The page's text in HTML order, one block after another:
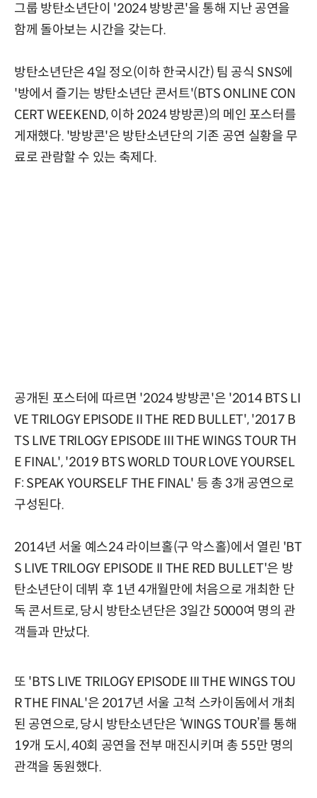
그룹 방탄소년단이 '2024 방방콘'을 통해 지난 공연을
함께 돌아보는 시간을 갖는다.
방탄소년단은 4일 정오(이하 한국시간) 팀 공식 SNS에
'방에서 즐기는 방탄소년단 콘서트'(BTS ONLINE CON
CERT WEEKEND, 이하 2024 방방콘)의 메인 포스터를
게재했다. '방방콘'은 방탄소년단의 기존 공연 실황을 무
료로 관람할 수 있는 축제다.
공개된 포스터에 따르면 '2024 방방콘'은 '2014 BTS LI
VE TRILOGY EPISODE II THE RED BULLET', '2017 B
TS LIVE TRILOGY EPISODE III THE WINGS TOUR TH
E FINAL', '2019 BTS WORLD TOUR LOVE YOURSEL
F: SPEAK YOURSELF THE FINAL' 등 총 3개 공연으로
구성된다.
2014년 서울 예스24 라이브홀(구 악스홀)에서 열린 'BT
S LIVE TRILOGY EPISODE II THE RED BULLET'은 방
탄소년단이 데뷔 후 1년 4개월만에 처음으로 개최한 단
독 콘서트로, 당시 방탄소년단은 3일간 5000여 명의 관
객들과 만났다.
또 'BTS LIVE TRILOGY EPISODE III THE WINGS TOU
R THE FINAL'은 2017년 서울 고척 스카이돔에서 개최
된 공연으로, 당시 방탄소년단은 ‘WINGS TOUR’를 통해
19개 도시, 40회 공연을 전부 매진시키며 총 55만 명의
관객을 동원했다.